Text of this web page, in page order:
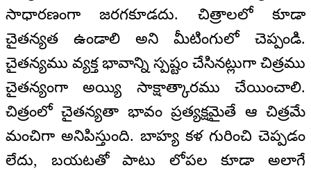
సాధారణంగా జరగకూడదు. చిత్రాలలో కూడా
చైతన్యత ఉండాలి అని మీటింగులో చెప్పండి.
చైతన్యము వ్యక్త భావాన్ని స్పష్టం చేసినట్లుగా చిత్రము
చైతన్యంగా అయ్యి సాక్షాత్కారము చేయించాలి.
చిత్రంలో చైతన్యతా భావం ప్రత్యక్షమైతే ఆ చిత్రమే
మంచిగా అనిపిస్తుంది. బాహ్య కళ గురించి చెప్పడం
లేదు, బయటతో పాటు లోపల కూడా అలాగే